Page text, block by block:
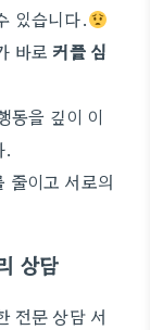
있습니다.
바로 커플 심
동을 깊이 이
.
줄이고 서로의
상담
전문 상담 서